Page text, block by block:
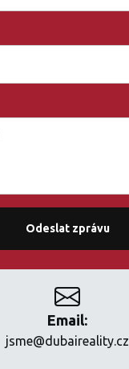
Email:
jsme@dubaireality.cz